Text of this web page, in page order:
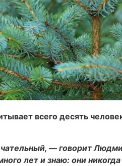
всего десять
— говорит
лет и знаю: они